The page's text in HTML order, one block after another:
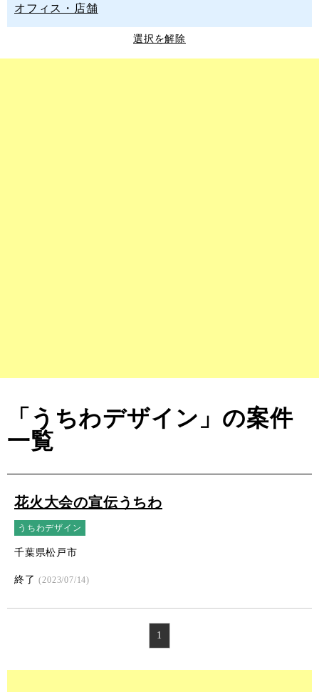
オフィス・店舗
選択を解除
「うちわデザイン」の案件
一覧
花火大会の宣伝うちわ
うちわデザイン
千葉県松戸市
終了(2023/07/14)
1